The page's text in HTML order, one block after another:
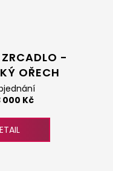
ZRCADLO -
OŘECH
000 Kč